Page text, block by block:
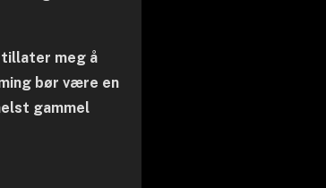
tillater meg å
bør være en
gammel